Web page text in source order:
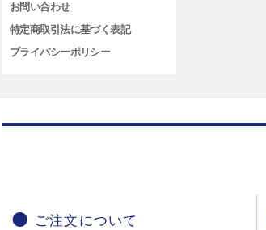
お問い合わせ
特定商取引法に基づく表記
プライバシーポリシー
ご注文について